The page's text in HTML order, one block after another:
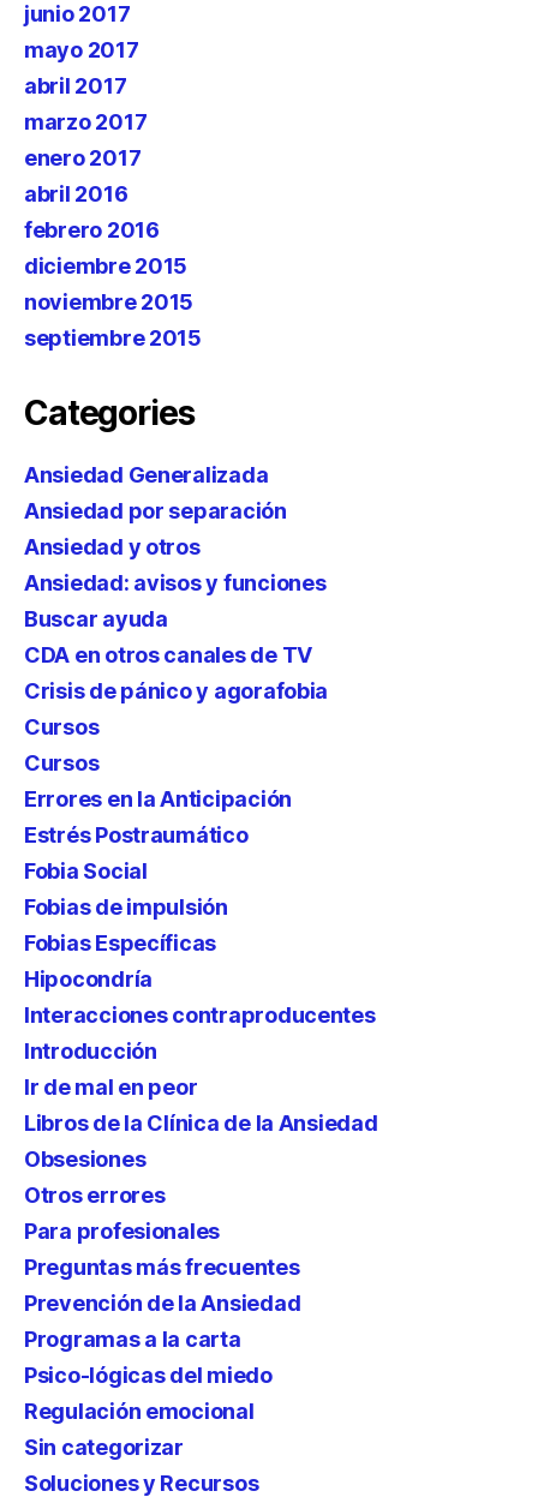
junio 2017
mayo 2017
abril 2017
marzo 2017
enero 2017
abril 2016
febrero 2016
diciembre 2015
noviembre 2015
septiembre 2015
Categories
Ansiedad Generalizada
Ansiedad por separación
Ansiedad y otros
Ansiedad: avisos y funciones
Buscar ayuda
CDA en otros canales de TV
Crisis de pánico y agorafobia
Cursos
Cursos
Errores en la Anticipación
Estrés Postraumático
Fobia Social
Fobias de impulsión
Fobias Específicas
Hipocondría
Interacciones contraproducentes
Introducción
Ir de mal en peor
Libros de la Clínica de la Ansiedad
Obsesiones
Otros errores
Para profesionales
Preguntas más frecuentes
Prevención de la Ansiedad
Programas a la carta
Psico-lógicas del miedo
Regulación emocional
Sin categorizar
Soluciones y Recursos